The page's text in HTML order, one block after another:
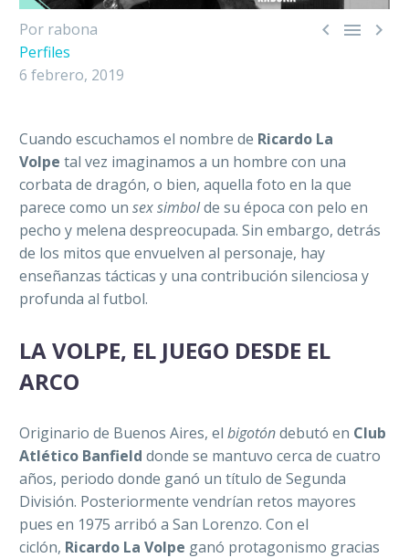
  
Por rabona
Perfiles
6 febrero, 2019
Cuando escuchamos el nombre de Ricardo La
Volpe tal vez imaginamos a un hombre con una
corbata de dragón, o bien, aquella foto en la que
parece como un sex simbolde su época con pelo en
pecho y melena despreocupada. Sin embargo, detrás
de los mitos que envuelven al personaje, hay
enseñanzas tácticas y una contribución silenciosa y
profunda al futbol.
LA VOLPE, EL JUEGO DESDE EL
ARCO
Originario de Buenos Aires, el bigotóndebutó en Club
Atlético Banfield donde se mantuvo cerca de cuatro
años, periodo donde ganó un título de Segunda
División. Posteriormente vendrían retos mayores
pues en 1975 arribó a San Lorenzo. Con el
ciclón, Ricardo La Volpe ganó protagonismo gracias